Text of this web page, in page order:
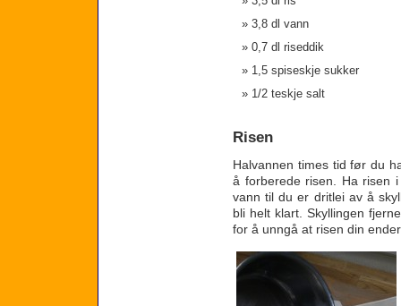
3,8 dl vann
0,7 dl riseddik
1,5 spiseskje sukker
1/2 teskje salt
Risen
Halvannen times tid før du
å forberede risen. Ha risen
vann til du er dritlei av å
bli helt klart. Skyllingen
for å unngå at risen din